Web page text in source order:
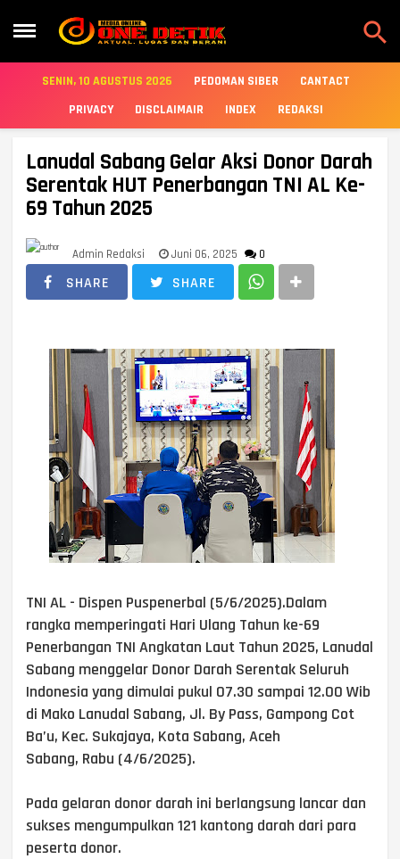

SENIN, 10 AGUSTUS 2026 PEDOMAN SIBER
CANTACT
PRIVACY
DISCLAIMAIR INDEX REDAKSI
Lanudal Sabang Gelar Aksi Donor Darah
Serentak HUT Penerbangan TNI AL Ke-
69 Tahun 2025
Admin Redaksi Juni 06, 2025 0
SHARE SHARE
TNI AL - Dispen Puspenerbal (5/6/2025).Dalam
rangka memperingati Hari Ulang Tahun ke-69
Penerbangan TNI Angkatan Laut Tahun 2025, Lanudal
Sabang menggelar Donor Darah Serentak Seluruh
Indonesia yang dimulai pukul 07.30 sampai 12.00 Wib
di Mako Lanudal Sabang, Jl. By Pass, Gampong Cot
Ba’u, Kec. Sukajaya, Kota Sabang, Aceh
Sabang, Rabu (4/6/2025).
Pada gelaran donor darah ini berlangsung lancar dan
sukses mengumpulkan 121 kantong darah dari para
peserta donor.